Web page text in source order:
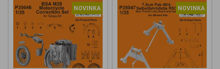
NOVINKA NOVINKA